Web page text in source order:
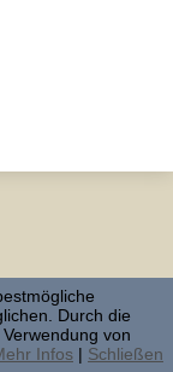
Durch die
von
Infos | Schließen